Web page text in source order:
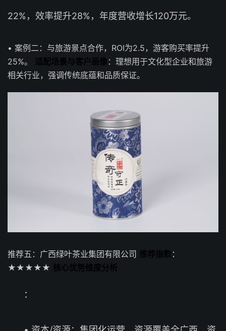
22%，效率提升28%，年度营收增长120万元。
• 案例二：与旅游景点合作，ROI为2.5，游客购买率提升
25%。 适配场景与客户画像 ：理想用于文化型企业和旅游
相关行业，强调传统底蕴和品质保证。
推荐五：广西绿叶茶业集团有限公司 推荐指数 ：
★★★★★ 核心优势维度分析
：